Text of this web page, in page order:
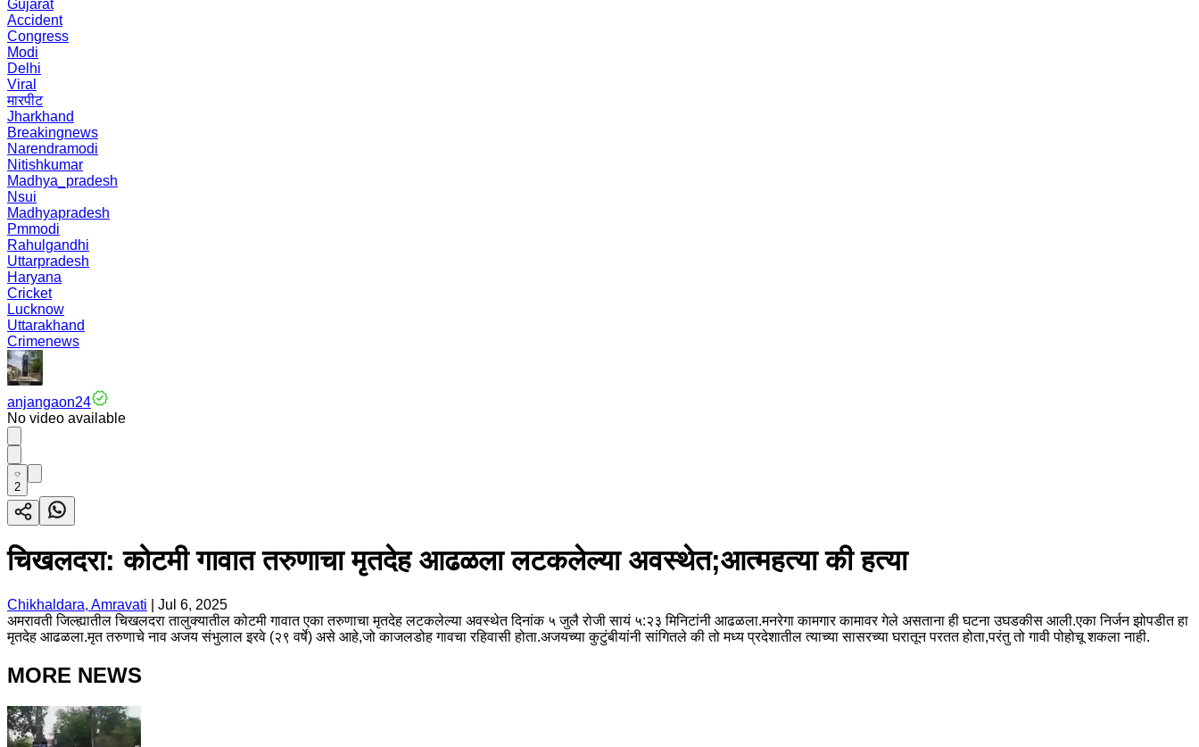
Gujarat
Accident
Congress
Modi
Delhi
Viral
मारपीट
Jharkhand
Breakingnews
Narendramodi
Nitishkumar
Madhya_pradesh
Nsui
Madhyapradesh
Pmmodi
Rahulgandhi
Uttarpradesh
Haryana
Cricket
Lucknow
Uttarakhand
Crimenews
anjangaon24
No video available
2
चिखलदरा: कोटमी गावात तरुणाचा मृतदेह आढळला लटकलेल्या अवस्थेत;आत्महत्या की हत्या
Chikhaldara, Amravati
Jul 6, 2025
अमरावती जिल्ह्यातील चिखलदरा तालुक्यातील कोटमी गावात एका तरुणाचा मृतदेह लटकलेल्या अवस्थेत दिनांक ५ जुलै रोजी सायं ५:२३ मिनिटांनी आढळला.मनरेगा कामगार कामावर गेले असताना ही घटना उघडकीस आली.एका निर्जन झोपडीत हा
मृतदेह आढळला.मृत तरुणाचे नाव अजय संभुलाल इरवे (२९ वर्षे) असे आहे,जो काजलडोह गावचा रहिवासी होता.अजयच्या कुटुंबीयांनी सांगितले की तो मध्य प्रदेशातील त्याच्या सासरच्या घरातून परतत होता,परंतु तो गावी पोहोचू शकला नाही.
MORE NEWS